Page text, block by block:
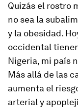
Quizás el rostro
no sea la
y la obesidad.
occidental
Nigeria, mi país
Más allá de las
aumenta el
arterial y